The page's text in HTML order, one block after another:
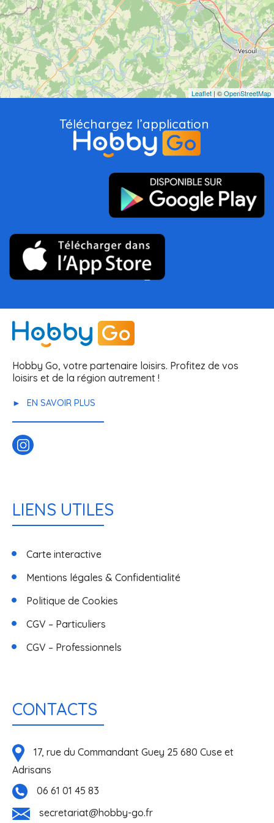
Leaflet | ©OpenStreetMap
Téléchargez l’application
Hobby Go, votre partenaire loisirs. Profitez de vos
loisirs et de la région autrement !
EN SAVOIR PLUS
LIENS UTILES
Carte interactive
Mentions légales & Confidentialité
Politique de Cookies
CGV – Particuliers
CGV – Professionnels
CONTACTS
17, rue du Commandant Guey 25 680 Cuse et
Adrisans
06 61 01 45 83
secretariat@hobby-go.fr